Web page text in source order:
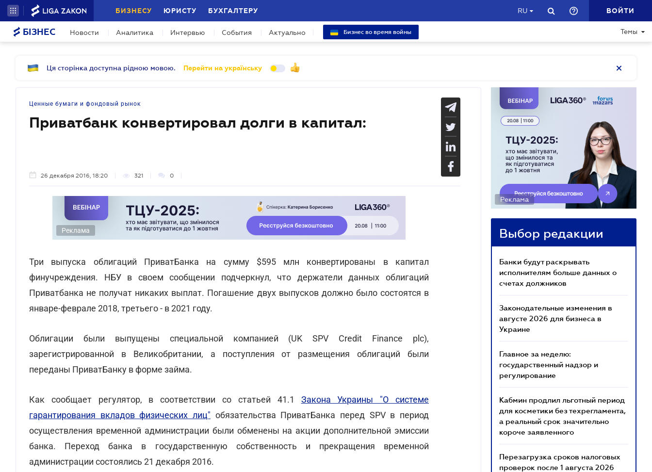
БИЗНЕСУ ЮРИСТУ БУХГАЛТЕРУ RU ВОЙТИ
БІЗНЕС Новости Аналитика Интервью События Актуально Бизнес во время войны Темы
Ця сторінка доступна рідною мовою. Перейти на українську
Ценные бумаги и фондовый рынок
Приватбанк конвертировал долги в капитал:
26 декабря 2016, 18:20 321 0
Реклама
Три выпуска облигаций ПриватБанка на сумму $595 млн конвертированы в капитал
финучреждения. НБУ в своем сообщении подчеркнул, что держатели данных облигаций
Приватбанка не получат никаких выплат. Погашение двух выпусков должно было состоятся в
январе-феврале 2018, третьего - в 2021 году.
Облигации были выпущены специальной компанией (UK SPV Credit Finance plc),
зарегистрированной в Великобритании, а поступления от размещения облигаций были
переданы ПриватБанку в форме займа.
Как сообщает регулятор, в соответствии со статьей 41.1 Закона Украины "О системе
гарантирования вкладов физических лиц" обязательства ПриватБанка перед SPV в период
осуществления временной администрации были обменены на акции дополнительной эмиссии
банка. Переход банка в государственную собственность и прекращения временной
администрации состоялись 21 декабря 2016.
Реклама
Выбор редакции
Банки будут раскрывать
исполнителям больше данных о
счетах должников
Законодательные изменения в
августе 2026 для бизнеса в
Украине
Главное за неделю:
государственный надзор и
регулирование
Кабмин продлил льготный период
для косметики без техрегламента,
а реальный срок значительно
короче заявленного
Перезагрузка сроков налоговых
проверок после 1 августа 2026